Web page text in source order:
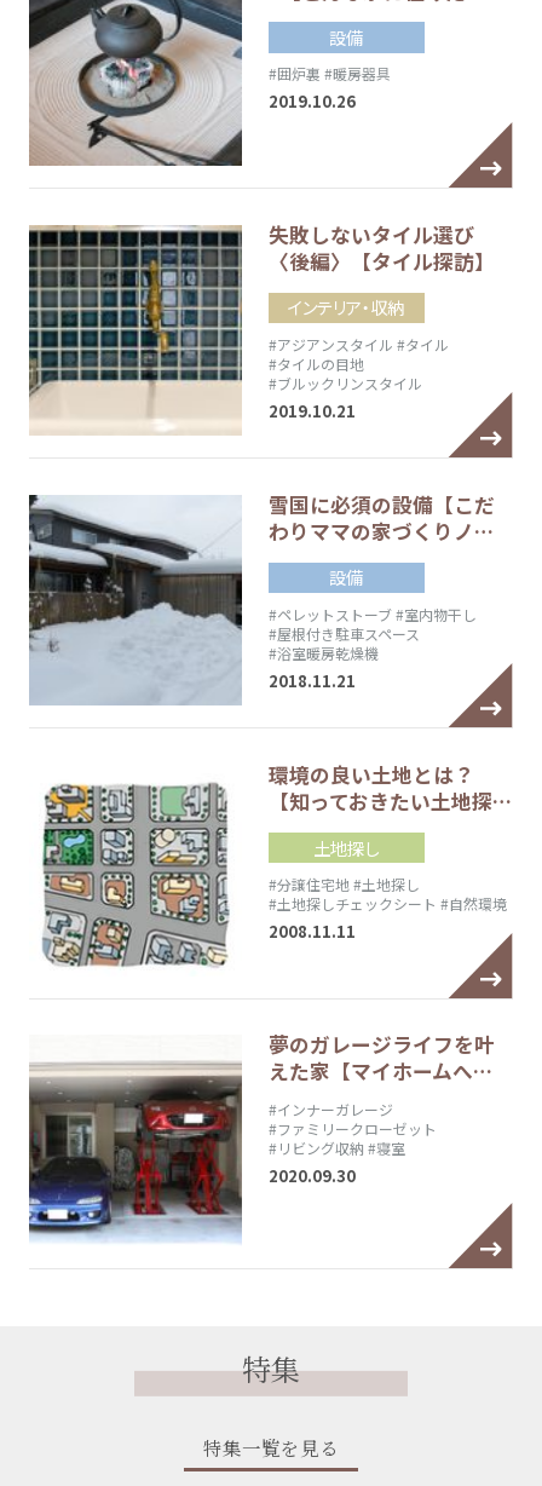
設備
#囲炉裏 #暖房器具
2019.10.26
失敗しないタイル選び
〈後編〉【タイル探訪】
インテリア・収納
#アジアンスタイル #タイル
#タイルの目地
#ブルックリンスタイル
2019.10.21
雪国に必須の設備【こだ
わりママの家づくりノ…
設備
#ペレットストーブ#室内物干し
#屋根付き駐車スペース
#浴室暖房乾燥機
2018.11.21
環境の良い土地とは？
【知っておきたい土地探…
土地探し
#分譲住宅地#土地探し
#土地探しチェックシート #自然環境
2008.11.11
夢のガレージライフを叶
えた家【マイホームへ…
#インナーガレージ
#ファミリークローゼット
#リビング収納 #寝室
2020.09.30
特集
特集一覧を見る